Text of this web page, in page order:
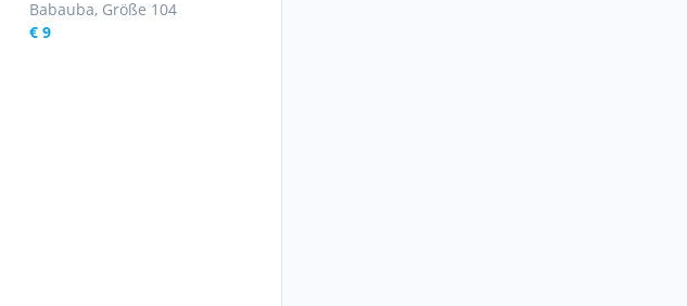
Babauba, Größe 104
€ 9